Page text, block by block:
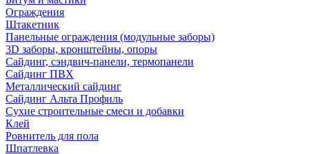
Ограждения
Штакетник
Панельные ограждения (модульные заборы)
3D заборы, кронштейны, опоры
Cайдинг, сэндвич-панели, термопанели
Сайдинг ПВХ
Металлический сайдинг
Сайдинг Альта Профиль
Сухие строительные смеси и добавки
Клей
Ровнитель для пола
Шпатлевка